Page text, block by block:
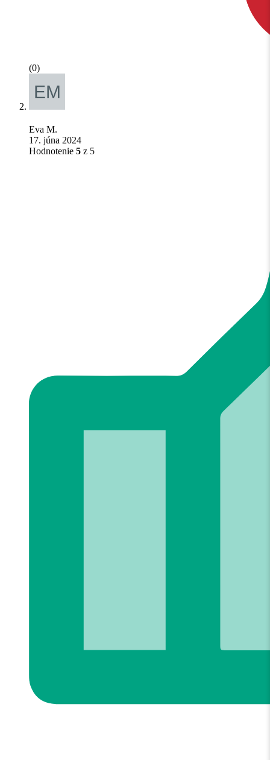
(0)
Eva M.
17. júna 2024
Hodnotenie 5 z 5